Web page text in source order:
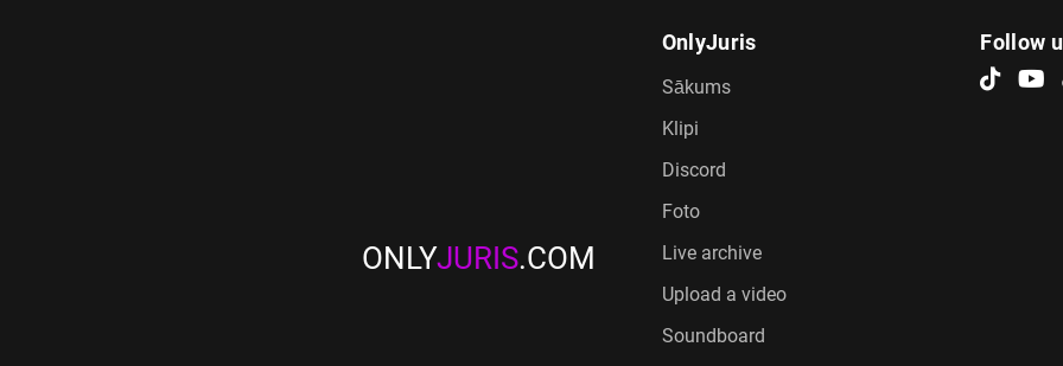
ONLYJURIS.COM
OnlyJuris
Sākums
Klipi
Discord
Foto
Live archive
Upload a video
Soundboard
Follow